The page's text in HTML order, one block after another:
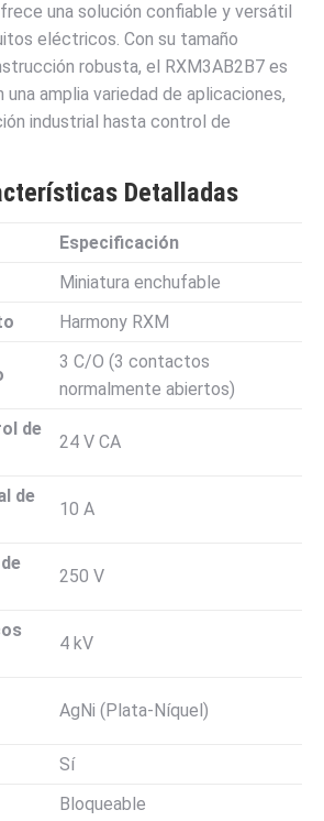
una solución confiable y versátil
eléctricos. Con su tamaño
robusta, el RXM3AB2B7 es
una amplia variedad de aplicaciones,
industrial hasta control de
Detalladas
Especificación
Miniatura enchufable
Harmony RXM
3 C/O (3 contactos
normalmente abiertos)
de
24 V CA
de
10 A
250 V
4 kV
AgNi (Plata-Níquel)
Sí
Bloqueable